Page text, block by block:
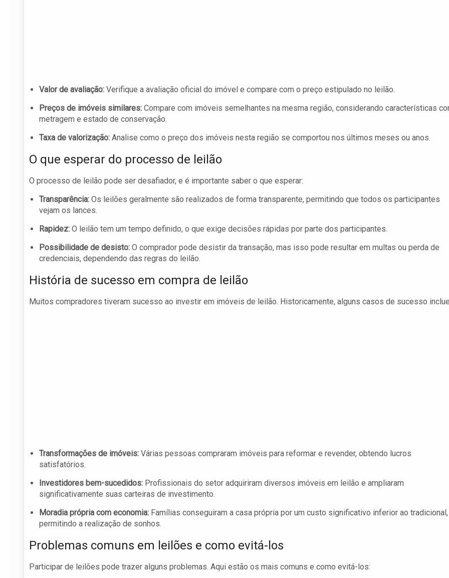
Valor de avaliação: Verifique a avaliação oficial do imóvel e compare com o preço estipulado no leilão.
Preços de imóveis similares: Compare com imóveis semelhantes na mesma região, considerando características
metragem e estado de conservação.
Taxa de valorização: Analise como o preço dos imóveis nesta região se comportou nos últimos meses ou anos.
O que esperar do processo de leilão
O processo de leilão pode ser desafiador, e é importante saber o que esperar:
Transparência: Os leilões geralmente são realizados de forma transparente, permitindo que todos os participantes
vejam os lances.
Rapidez: O leilão tem um tempo definido, o que exige decisões rápidas por parte dos participantes.
Possibilidade de desisto: O comprador pode desistir da transação, mas isso pode resultar em multas ou perda de
credenciais, dependendo das regras do leilão.
História de sucesso em compra de leilão
Muitos compradores tiveram sucesso ao investir em imóveis de leilão. Historicamente, alguns casos de sucesso
Transformações de imóveis: Várias pessoas compraram imóveis para reformar e revender, obtendo lucros
satisfatórios.
Investidores bem-sucedidos: Profissionais do setor adquiriram diversos imóveis em leilão e ampliaram
significativamente suas carteiras de investimento.
Moradia própria com economia: Famílias conseguiram a casa própria por um custo significativo inferior ao tradicional,
permitindo a realização de sonhos.
Problemas comuns em leilões e como evitá-los
Participar de leilões pode trazer alguns problemas. Aqui estão os mais comuns e como evitá-los: